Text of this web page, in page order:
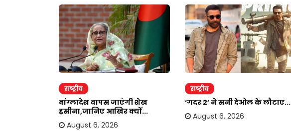
राष्ट्रीय
बांग्लादेश वापस जाएंगी शेख
हसीना,जानिए आखिर क्यों...
August 6, 2026
राष्ट्रीय
‘गदर 2’ ने सनी देओल के लौटाए...
August 6, 2026